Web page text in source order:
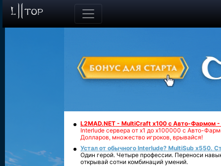
L2MAD.NET - MultiCraft x100 с Авто-Фармом
Interlude сервера от х1 до х100000 с Авто-
Долларов, множество игроков, врывайся!
Устал от обычного Interlude? MultiSub x550.
Один герой. Четыре профессии. Переноси
открывай сотни комбинаций умений.